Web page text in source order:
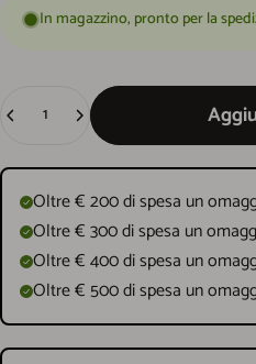
In magazzino, pronto per la
Oltre € 200 di spesa un
Oltre € 300 di spesa un
Oltre € 400 di spesa un
Oltre € 500 di spesa un